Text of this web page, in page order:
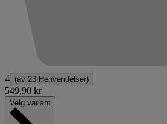
4 (av 23 Henvendelser)
549,90 kr
Velg variant